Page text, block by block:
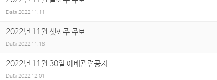
Date2022.11.11
2022년 11월 셋째주 주보
Date 2022.11.18
2022년 11월 30일 예배관련공지
Date2022.12.01